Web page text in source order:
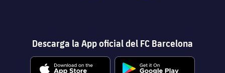
Descarga la App oficial del FC Barcelona